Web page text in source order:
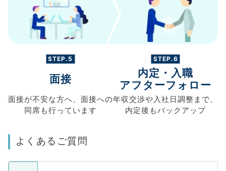
STEP.5
面接
面接が不安な方へ、 面接への
同席も行っています
STEP.6
内定・入職
アフターフォロー
年収交渉や入社日調整まで、
内定後もバックアップ
よくあるご質問